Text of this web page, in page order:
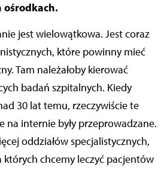
ośrodkach.
jest wielowątkowa. Jest coraz
które powinny mieć
Tam należałoby kierować
badań szpitalnych. Kiedy
30 lat temu, rzeczywiście te
na internie były przeprowadzane.
oddziałów specjalistycznych,
chcemy leczyć pacjentów